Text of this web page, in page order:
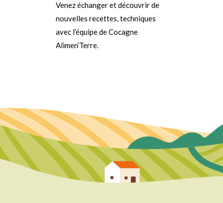
Venez échanger et découvrir de
nouvelles recettes, techniques
avec l’équipe de Cocagne
Alimen’Terre.